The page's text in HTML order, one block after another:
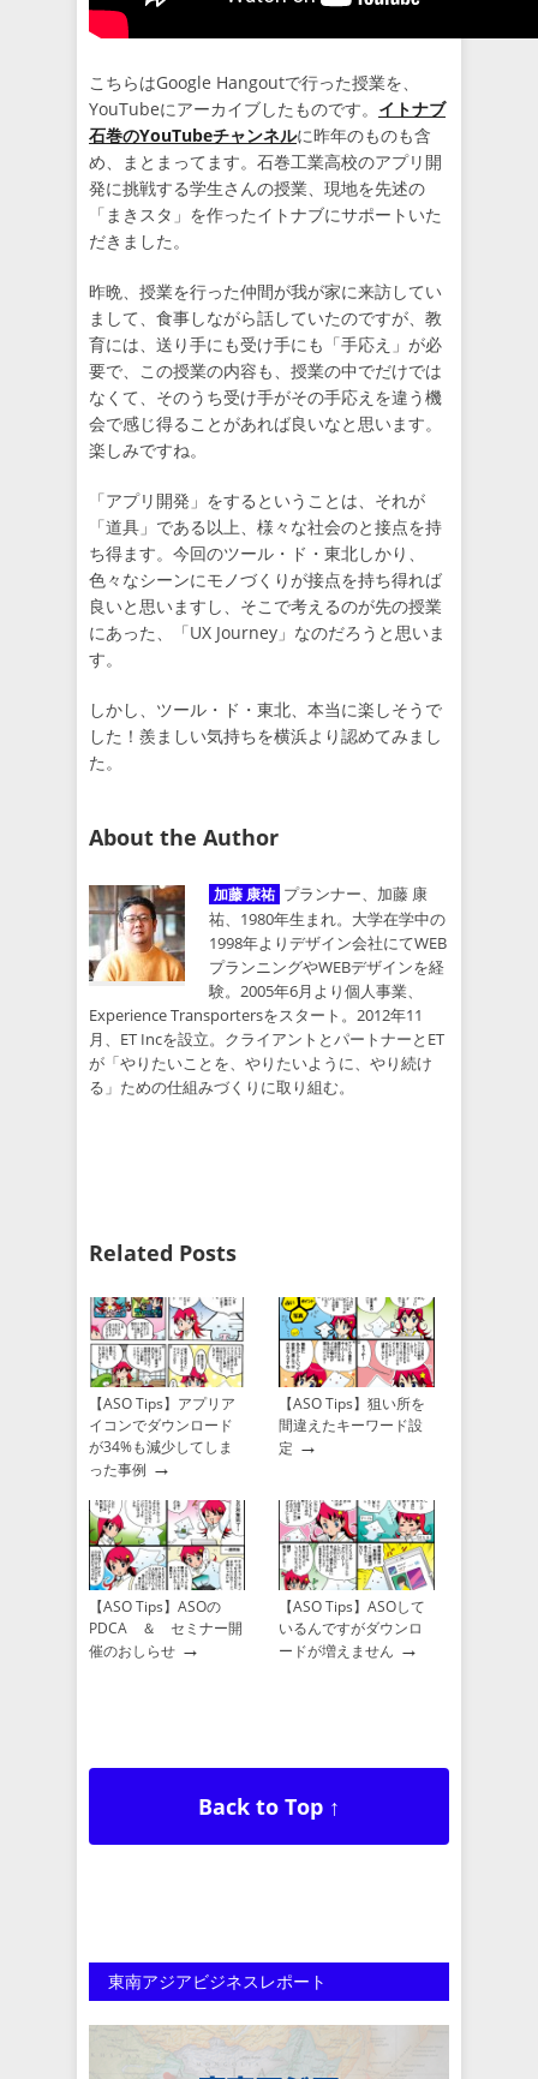
こちらはGoogle Hangoutで行った授業を、
YouTubeにアーカイブしたものです。 イトナブ
石巻のYouTubeチャンネルに昨年のものも含
め、まとまってます。石巻工業高校のアプリ開
発に挑戦する学生さんの授業、現地を先述の
「まきスタ」を作ったイトナブにサポートいた
だきました。
昨晩、授業を行った仲間が我が家に来訪してい
まして、食事しながら話していたのですが、教
育には、送り手にも受け手にも「手応え」が必
要で、この授業の内容も、授業の中でだけでは
なくて、そのうち受け手がその手応えを違う機
会で感じ得ることがあれば良いなと思います。
楽しみですね。
「アプリ開発」をするということは、それが
「道具」である以上、様々な社会のと接点を持
ち得ます。今回のツール・ド・東北しかり、
色々なシーンにモノづくりが接点を持ち得れば
良いと思いますし、そこで考えるのが先の授業
にあった、「UX Journey」なのだろうと思いま
す。
しかし、ツール・ド・東北、本当に楽しそうで
した！羨ましい気持ちを横浜より認めてみまし
た。
About the Author
加藤 康祐 プランナー、加藤 康
祐、1980年生まれ。大学在学中の
1998年よりデザイン会社にてWEB
プランニングやWEBデザインを経
験。2005年6月より個人事業、
Experience Transportersをスタート。2012年11
月、ET Incを設立。クライアントとパートナーとET
が「やりたいことを、やりたいように、やり続け
る」ための仕組みづくりに取り組む。
Related Posts
【ASO Tips】アプリア
イコンでダウンロード
が34%も減少してしま
った事例 →
【ASO Tips】狙い所を
間違えたキーワード設
定 →
【ASO Tips】ASOの
PDCA ＆ セミナー開
催のおしらせ →
【ASO Tips】ASOして
いるんですがダウンロ
ードが増えません →
Back to Top ↑
東南アジアビジネスレポート